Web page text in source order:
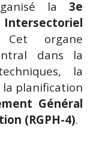
la 3e
Intersectoriel
organe
dans la
la
planification
Général
(RGPH-4).